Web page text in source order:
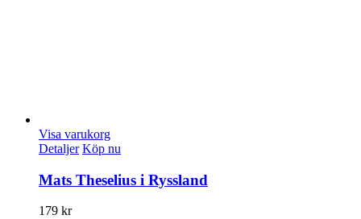
Visa varukorg
Detaljer Köp nu
Mats Theselius i Ryssland
179 kr